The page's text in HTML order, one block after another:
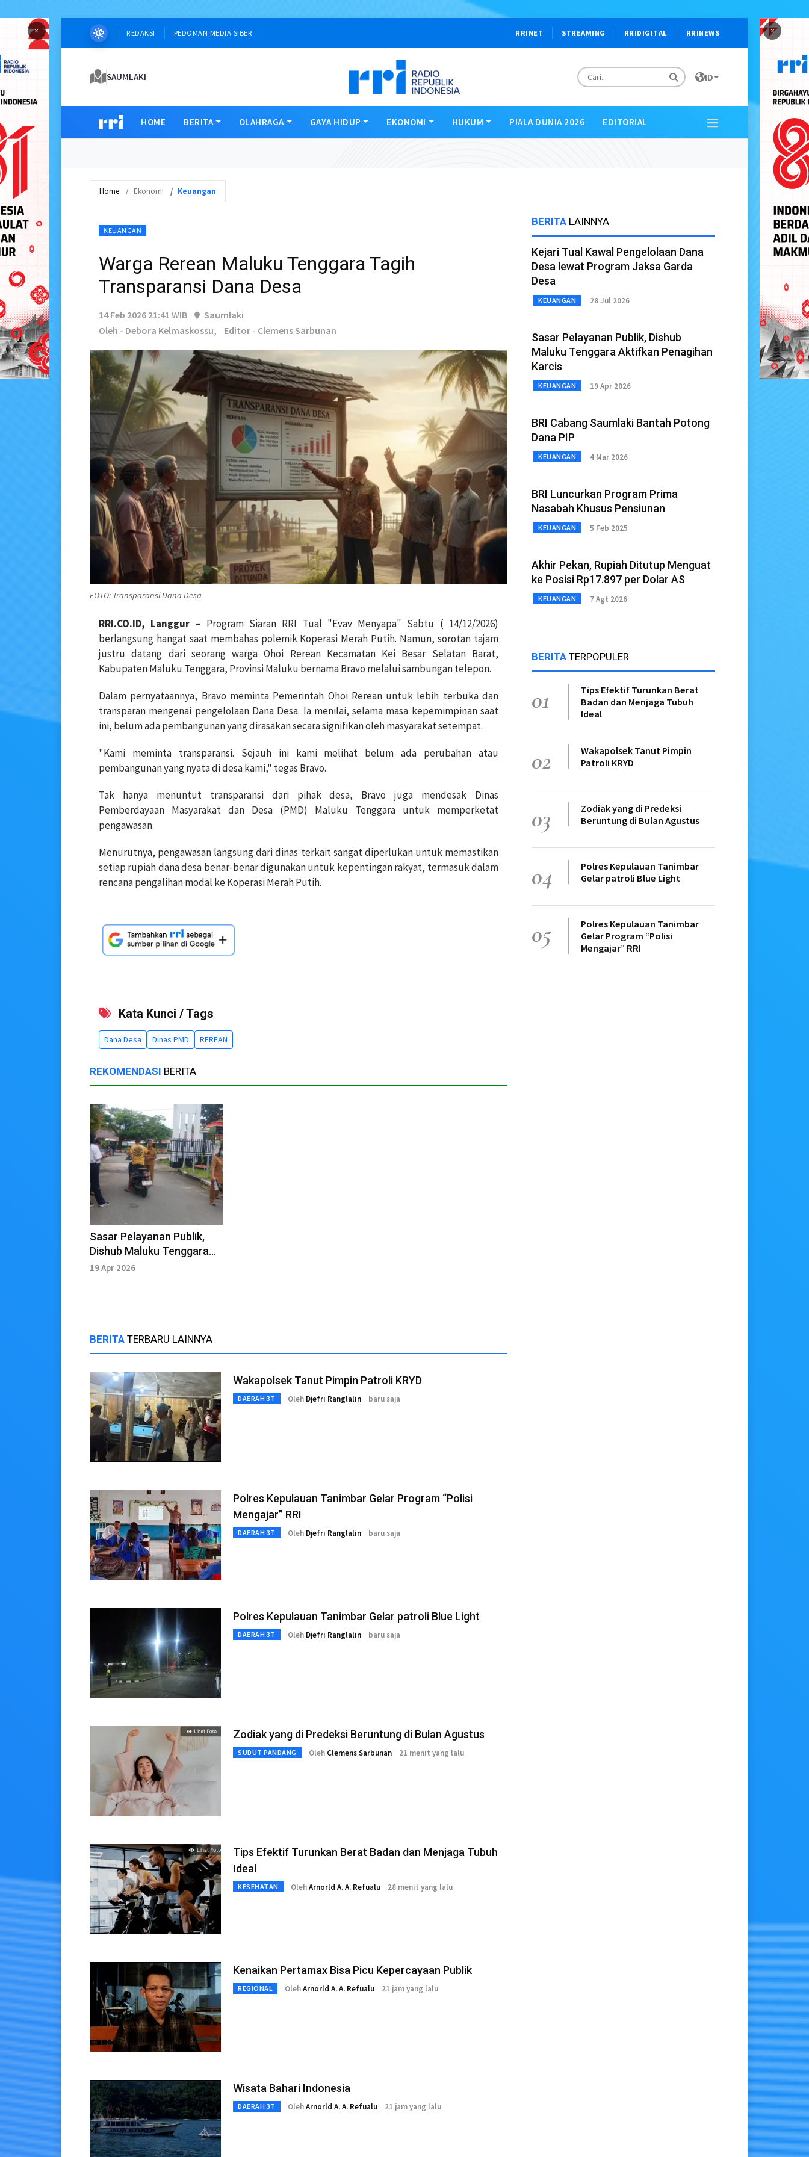
× ×
REDAKSI PEDOMAN MEDIA SIBER RRINET STREAMING RRIDIGITAL RRINEWS
SAUMLAKI ID
HOME BERITA OLAHRAGA GAYA HIDUP EKONOMI HUKUM PIALA DUNIA 2026 EDITORIAL
Home Ekonomi Keuangan
KEUANGAN
Warga Rerean Maluku Tenggara Tagih
Transparansi Dana Desa
14 Feb 2026 21:41 WIB
Saumlaki
Oleh - Debora Kelmaskossu,
Editor - Clemens Sarbunan
FOTO: Transparansi Dana Desa
RRI.CO.ID, Langgur – Program Siaran RRI Tual "Evav Menyapa" Sabtu ( 14/12/2026)
berlangsung hangat saat membahas polemik Koperasi Merah Putih. Namun, sorotan tajam
justru datang dari seorang warga Ohoi Rerean Kecamatan Kei Besar Selatan Barat,
Kabupaten Maluku Tenggara, Provinsi Maluku bernama Bravo melalui sambungan telepon.
Dalam pernyataannya, Bravo meminta Pemerintah Ohoi Rerean untuk lebih terbuka dan
transparan mengenai pengelolaan Dana Desa. Ia menilai, selama masa kepemimpinan saat
ini, belum ada pembangunan yang dirasakan secara signifikan oleh masyarakat setempat.
"Kami meminta transparansi. Sejauh ini kami melihat belum ada perubahan atau
pembangunan yang nyata di desa kami," tegas Bravo.
Tak hanya menuntut transparansi dari pihak desa, Bravo juga mendesak Dinas
Pemberdayaan Masyarakat dan Desa (PMD) Maluku Tenggara untuk memperketat
pengawasan.
Menurutnya, pengawasan langsung dari dinas terkait sangat diperlukan untuk memastikan
setiap rupiah dana desa benar-benar digunakan untuk kepentingan rakyat, termasuk dalam
rencana pengalihan modal ke Koperasi Merah Putih.
Kata Kunci / Tags
Dana Desa Dinas PMD REREAN
REKOMENDASI BERITA
Sasar Pelayanan Publik,
Dishub Maluku Tenggara
Aktifkan Penagihan Karcis
19 Apr 2026
BERITA TERBARU LAINNYA
Wakapolsek Tanut Pimpin Patroli KRYD
DAERAH 3T Oleh Djefri Ranglalin baru saja
Polres Kepulauan Tanimbar Gelar Program “Polisi
Mengajar” RRI
DAERAH 3T Oleh Djefri Ranglalin baru saja
Polres Kepulauan Tanimbar Gelar patroli Blue Light
DAERAH 3T Oleh Djefri Ranglalin baru saja
Zodiak yang di Predeksi Beruntung di Bulan Agustus
SUDUT PANDANG Oleh Clemens Sarbunan 21 menit yang lalu
Tips Efektif Turunkan Berat Badan dan Menjaga Tubuh
Ideal
KESEHATAN OlehArnorld A. A. Refualu 28 menit yang lalu
Kenaikan Pertamax Bisa Picu Kepercayaan Publik
REGIONAL OlehArnorld A. A. Refualu 21 jam yang lalu
Wisata Bahari Indonesia
DAERAH 3T OlehArnorld A. A. Refualu 21 jam yang lalu
BERITA LAINNYA
Kejari Tual Kawal Pengelolaan Dana
Desa lewat Program Jaksa Garda
Desa
KEUANGAN 28 Jul 2026
Sasar Pelayanan Publik, Dishub
Maluku Tenggara Aktifkan Penagihan
Karcis
KEUANGAN 19 Apr 2026
BRI Cabang Saumlaki Bantah Potong
Dana PIP
KEUANGAN 4 Mar 2026
BRI Luncurkan Program Prima
Nasabah Khusus Pensiunan
KEUANGAN 5 Feb 2025
Akhir Pekan, Rupiah Ditutup Menguat
ke Posisi Rp17.897 per Dolar AS
KEUANGAN 7 Agt 2026
BERITA TERPOPULER
01
Tips Efektif Turunkan Berat
Badan dan Menjaga Tubuh
Ideal
02
Wakapolsek Tanut Pimpin
Patroli KRYD
03
Zodiak yang di Predeksi
Beruntung di Bulan Agustus
04
Polres Kepulauan Tanimbar
Gelar patroli Blue Light
05
Polres Kepulauan Tanimbar
Gelar Program “Polisi
Mengajar” RRI